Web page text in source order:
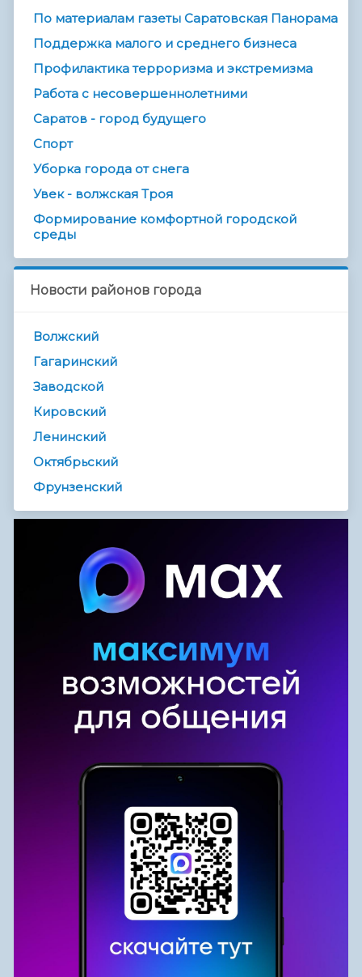
По материалам газеты Саратовская Панорама
Поддержка малого и среднего бизнеса
Профилактика терроризма и экстремизма
Работа с несовершеннолетними
Саратов - город будущего
Спорт
Уборка города от снега
Увек - волжская Троя
Формирование комфортной городской
среды
Новости районов города
Волжский
Гагаринский
Заводской
Кировский
Ленинский
Октябрьский
Фрунзенский